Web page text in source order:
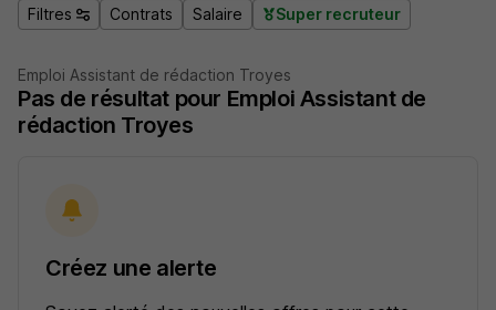
Filtres Contrats Salaire Super recruteur
Emploi Assistant de rédaction Troyes
Pas de résultat pour Emploi Assistant de
rédaction Troyes
Créez une alerte